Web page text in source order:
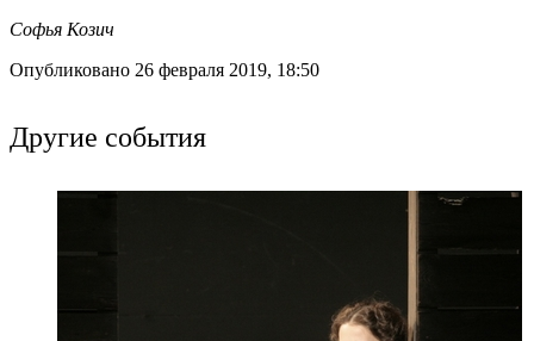
Софья Козич
Опубликовано 26 февраля 2019, 18:50
Другие события